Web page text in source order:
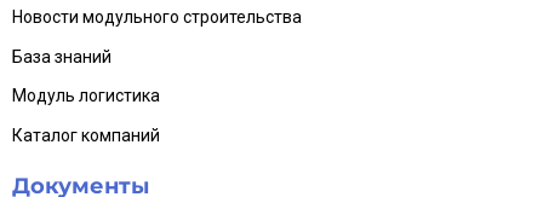
Новости модульного строительства
База знаний
Модуль логистика
Каталог компаний
Документы